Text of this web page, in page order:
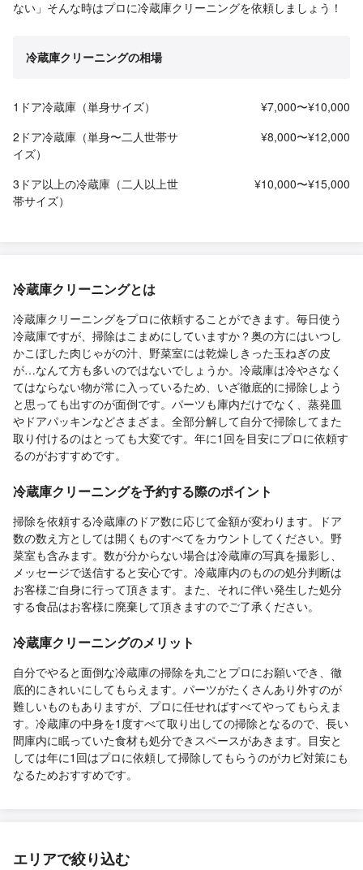
ない」そんな時はプロに冷蔵庫クリーニングを依頼しましょう！
冷蔵庫クリーニングの相場
1ドア冷蔵庫（単身サイズ）
¥7,000〜¥10,000
2ドア冷蔵庫（単身〜二人世帯サ
イズ）
¥8,000〜¥12,000
3ドア以上の冷蔵庫（二人以上世
帯サイズ）
¥10,000〜¥15,000
冷蔵庫クリーニングとは
冷蔵庫クリーニングをプロに依頼することができます。毎日使う
冷蔵庫ですが、掃除はこまめにしていますか？奥の方にはいつし
かこぼした肉じゃがの汁、野菜室には乾燥しきった玉ねぎの皮
が…なんて方も多いのではないでしょうか。冷蔵庫は冷やさなく
てはならない物が常に入っているため、いざ徹底的に掃除しよう
と思っても出すのが面倒です。パーツも庫内だけでなく、蒸発皿
やドアパッキンなどさまざま。全部分解して自分で掃除してまた
取り付けるのはとっても大変です。年に1回を目安にプロに依頼す
るのがおすすめです。
冷蔵庫クリーニングを予約する際のポイント
掃除を依頼する冷蔵庫のドア数に応じて金額が変わります。ドア
数の数え方としては開くものすべてをカウントしてください。野
菜室も含みます。数が分からない場合は冷蔵庫の写真を撮影し、
メッセージで送信すると安心です。冷蔵庫内のものの処分判断は
お客様ご自身に行って頂きます。また、それに伴い発生した処分
する食品はお客様に廃棄して頂きますのでご了承ください。
冷蔵庫クリーニングのメリット
自分でやると面倒な冷蔵庫の掃除を丸ごとプロにお願いでき、徹
底的にきれいにしてもらえます。パーツがたくさんあり外すのが
難しいものもありますが、プロに任せればすべてやってもらえま
す。冷蔵庫の中身を1度すべて取り出しての掃除となるので、長い
間庫内に眠っていた食材も処分できスペースがあきます。目安と
しては年に1回はプロに依頼して掃除してもらうのがカビ対策にも
なるためおすすめです。
エリアで絞り込む